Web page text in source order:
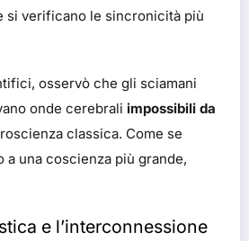
si verificano le sincronicità più
osservò che gli sciamani
onde cerebrali impossibili da
classica. Come se
a una coscienza più grande,
e l’interconnessione